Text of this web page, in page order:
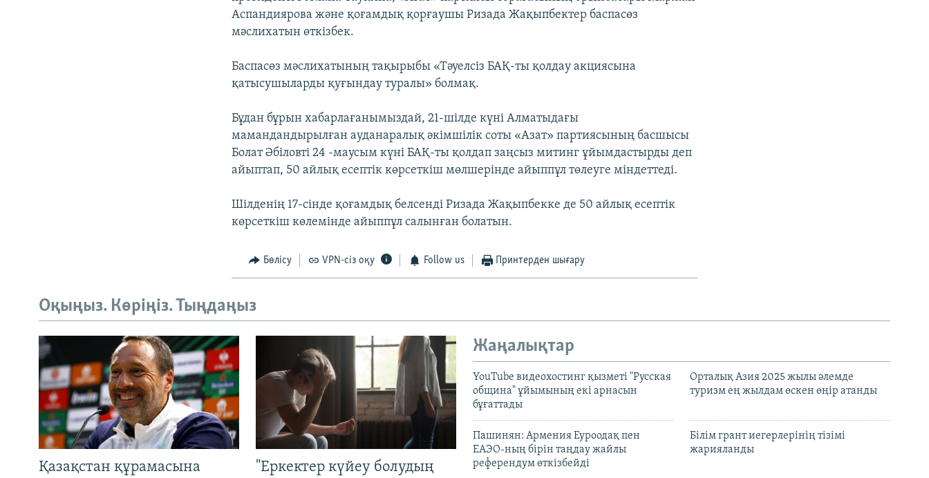
Аспандиярова және қоғамдық қорғаушы Ризада Жақыпбектер баспасөз
мәслихатын өткізбек.
Баспасөз мәслихатының тақырыбы «Тәуелсіз БАҚ-ты қолдау акциясына
қатысушыларды қуғындау туралы» болмақ.
Бұдан бұрын хабарлағанымыздай, 21-шілде күні Алматыдағы
мамандандырылған ауданаралық әкімшілік соты «Азат» партиясының басшысы
Болат Әбіловті 24 -маусым күні БАҚ-ты қолдап заңсыз митинг ұйымдастырды деп
айыптап, 50 айлық есептік көрсеткіш мөлшерінде айыппұл төлеуге міндеттеді.
Шілденің 17-сінде қоғамдық белсенді Ризада Жақыпбекке де 50 айлық есептік
көрсеткіш көлемінде айыппұл салынған болатын.
Бөлісу VPN-сіз оқу Follow us Принтерден шығару
Оқыңыз. Көріңіз. Тыңдаңыз
Қазақстан құрамасына
"Еркектер күйеу болудың
Жаңалықтар
YouTube видеохостинг қызметі "Русская
община" ұйымының екі арнасын
бұғаттады
Орталық Азия 2025 жылы әлемде
туризм ең жылдам өскен өңір атанды
Пашинян: Армения Еуроодақ пен
ЕАЭО-ның бірін таңдау жайлы
референдум өткізбейді
Білім грант иегерлерінің тізімі
жарияланды